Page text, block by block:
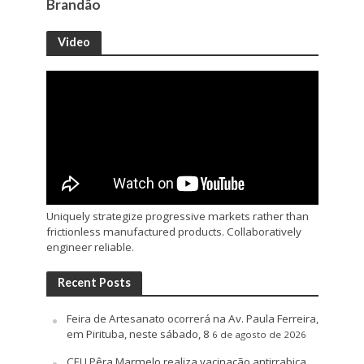
Brandão
Video
Uniquely strategize progressive markets rather than
frictionless manufactured products. Collaboratively
engineer reliable.
Recent Posts
Feira de Artesanato ocorrerá na Av. Paula Ferreira,
em Pirituba, neste sábado, 8 6 de agosto de 2026